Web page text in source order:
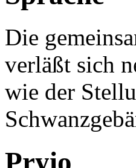
Die
verläßt sich
wie der